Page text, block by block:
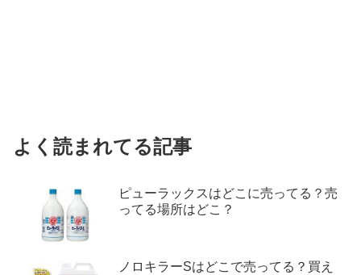
よく読まれてる記事
ピューラックスはどこに売ってる？売
ってる場所はどこ？
ノロキラーSはどこで売ってる？買え